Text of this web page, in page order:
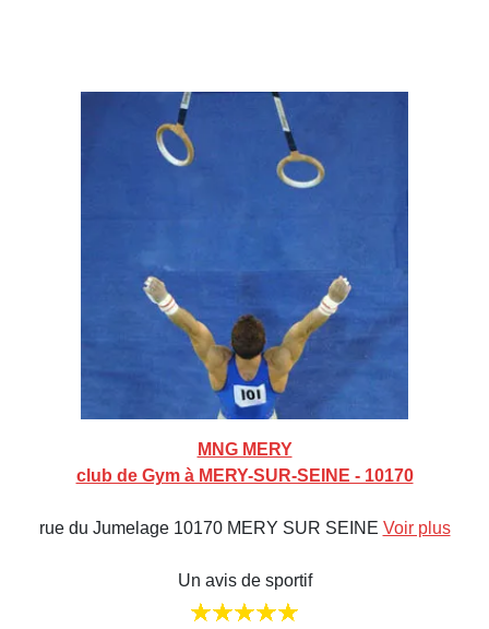
MNG MERY
club de Gym à MERY-SUR-SEINE - 10170
rue du Jumelage 10170 MERY SUR SEINE Voir plus
Un avis de sportif